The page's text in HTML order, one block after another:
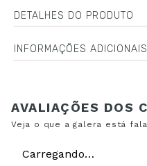
DETALHES DO PRODUTO
INFORMAÇÕES ADICIONAIS
Carregando…